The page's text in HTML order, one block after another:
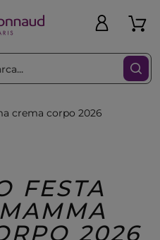
Regalo
crema corpo 2026
FESTA
2026
Filtra